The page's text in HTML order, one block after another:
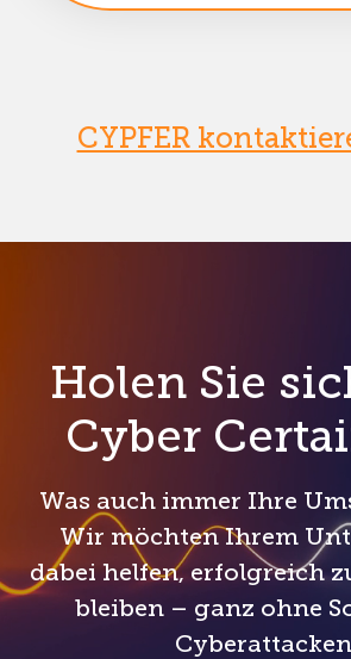
CYPFER
Holen Sie
Cyber
Was auch immer Ihre
Wir möchten Ihrem
dabei helfen, erfolgreich
bleiben – ganz ohne